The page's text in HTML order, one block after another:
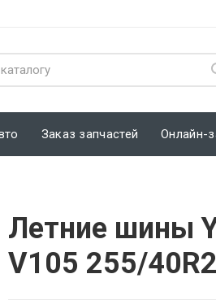
Заказ запчастей Онлайн-
Летние шины
V105 255/